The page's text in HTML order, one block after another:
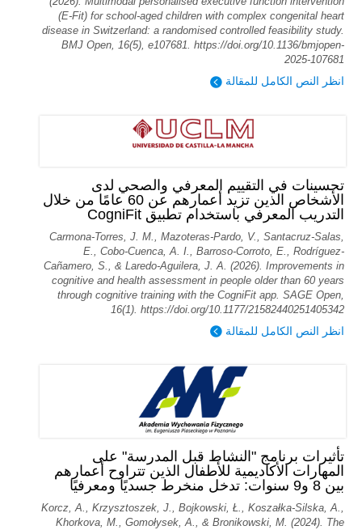
(E-Fit) for school-aged children with complex congenital heart
disease in Switzerland: a randomised controlled feasibility study.
BMJ Open, 16(5), e107681. https://doi.org/10.1136/bmjopen-
2025-107681
انظر النص الكامل للمقالة
تحسينات في التقييم المعرفي والصحي لدى
الأشخاص الذين تزيد أعمارهم عن 60 عامًا من خلال
التدريب المعرفي باستخدام تطبيق CogniFit
Carmona-Torres, J. M., Mazoteras-Pardo, V., Santacruz-Salas,
E., Cobo-Cuenca, A. I., Barroso-Corroto, E., Rodríguez-
Cañamero, S., & Laredo-Aguilera, J. A. (2026). Improvements in
cognitive and health assessment in people older than 60 years
through cognitive training with the CogniFit app. SAGE Open,
16(1). https://doi.org/10.1177/21582440251405342
انظر النص الكامل للمقالة
تأثيرات برنامج "النشاط قبل المدرسة" على
المهارات الأكاديمية للأطفال الذين تتراوح أعمارهم
بين 8 و9 سنوات: تدخل منخرط جسديًا ومعرفيًا
Korcz, A., Krzysztoszek, J., Bojkowski, Ł., Koszałka-Silska, A.,
Khorkova, M., Gomołysek, A., & Bronikowski, M. (2024). The